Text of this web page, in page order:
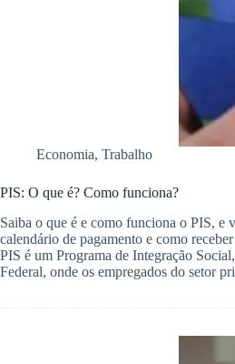
Economia, Trabalho
PIS: O que é? Como funciona?
Saiba o que é e como funciona o PIS, e
calendário de pagamento e como
PIS é um Programa de Integração
Federal, onde os empregados do setor